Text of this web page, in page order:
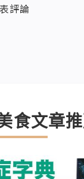
評論
食文章